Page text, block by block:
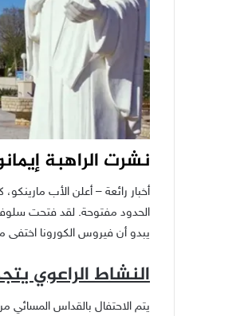
نشرت الراهبة
أخبار رائعة – أعلن الأب
الحدود مفتوحة. لقد فتحت
يبدو أن فيروس الكورونا اختفى
النشاط الراعوي
يتم الاحتفال بالقداس المسائي